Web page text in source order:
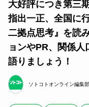
大好評につき第三
指出一正、全国に
二拠点思考』を読
ョンやPR、関係
語りましょう！
ソトコトオンライン編集部